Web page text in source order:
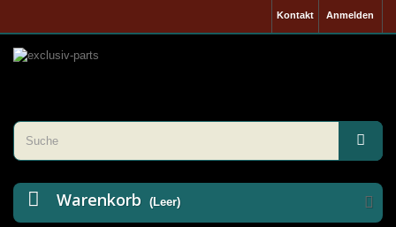
Anmelden
Kontakt
Warenkorb (Leer)